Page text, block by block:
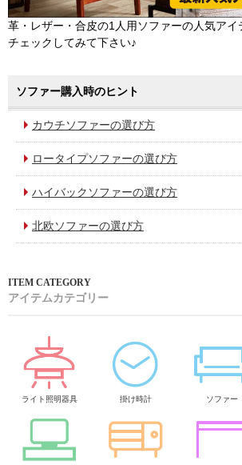
革・レザー・合皮の1人用ソファーの人気アイ
チェックしてみて下さい♪
ソファー購入時のヒント
カウチソファーの選び方
ロータイプソファーの選び方
ハイバックソファーの選び方
北欧ソファーの選び方
アイテムカテゴリー
ライト照明器具 掛け時計 ソファー